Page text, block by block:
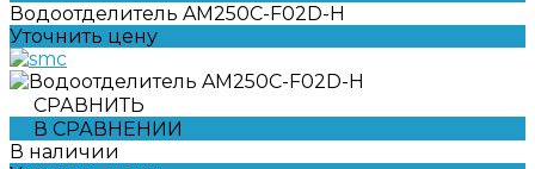
Водоотделитель AM250C-F02D-H
Уточнить цену
СРАВНИТЬ
В СРАВНЕНИИ
В наличии